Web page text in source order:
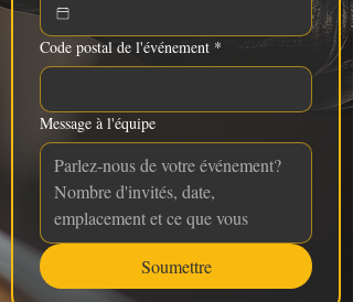
Code postal de l'événement *
Message à l'équipe
Soumettre